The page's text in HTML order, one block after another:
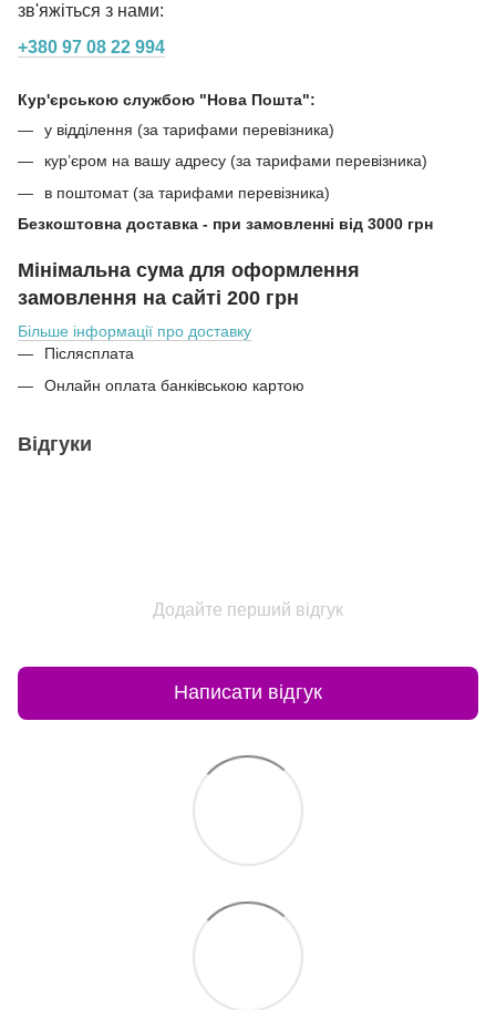
зв'яжіться з нами:
+380 97 08 22 994
Кур'єрською службою "Нова Пошта":
у відділення (за тарифами перевізника)
кур’єром на вашу адресу (за тарифами перевізника)
в поштомат (за тарифами перевізника)
Безкоштовна доставка - при замовленні від 3000 грн
Мінімальна сума для оформлення
замовлення на сайті 200 грн
Більше інформації про доставку
Післясплата
Онлайн оплата банківською картою
Відгуки
Додайте перший відгук
Написати відгук